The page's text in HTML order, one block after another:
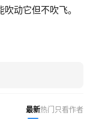
动它但不吹飞。
最新热门 只看作者